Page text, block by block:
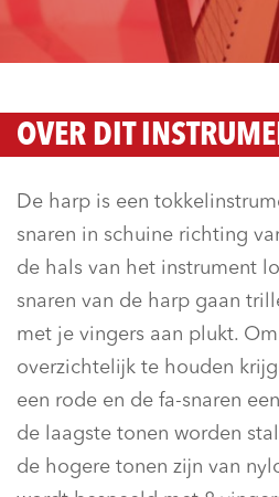
OVER DIT
De harp is een
snaren in schuine richting
de hals van het instrument
snaren van de harp gaan
met je vingers aan plukt.
overzichtelijk te houden
een rode en de fa-snaren
de laagste tonen worden
de hogere tonen zijn van